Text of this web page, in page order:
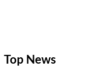
Top News